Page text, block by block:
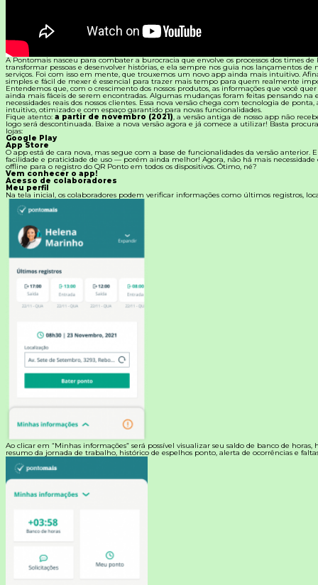
Todos os Materiais Gratuitos
Confira nossos materiais
E-book
Aprofunde seu conhecimento
Ferramentas e Templates
Para agilizar o seu trabalho
Infográfico
Conteúdo prático e rápido
Kits
Materiais centralizados
Lives
Newsletters
A Pontomais nasceu para combater a burocracia que envolve os processos dos times de
transformar pessoas e desenvolver histórias, e ela sempre nos guia nos lançamentos de
serviços. Foi com isso em mente, que trouxemos um novo app ainda mais intuitivo.
simples e fácil de mexer é essencial para trazer mais tempo para quem realmente
Entendemos que, com o crescimento dos nossos produtos, as informações que você quer
ainda mais fáceis de serem encontradas. Algumas mudanças foram feitas pensando na
necessidades reais dos nossos clientes. Essa nova versão chega com tecnologia de
intuitivo, otimizado e com espaço garantido para novas funcionalidades.
Fique atento: a partir de novembro (2021), a versão antiga de nosso app não
logo será descontinuada. Baixe a nova versão agora e já comece a utilizar! Basta
lojas:
Google Play
App Store
O app está de cara nova, mas segue com a base de funcionalidades da versão anterior.
facilidade e praticidade de uso — porém ainda melhor! Agora, não há mais necessidade
offline para o registro do QR Ponto em todos os dispositivos. Ótimo, né?
Vem conhecer o app!
Acesso de colaboradores
Meu perfil
Na tela inicial, os colaboradores podem verificar informações como últimos registros,
Ao clicar em “Minhas informações” será possível visualizar seu saldo de banco de horas,
resumo da jornada de trabalho, histórico de espelhos ponto, alerta de ocorrências e